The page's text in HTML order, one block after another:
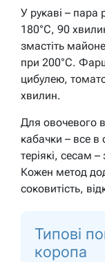
У рукаві – пара
180°C, 90
змастіть
при 200°C.
цибулею,
хвилин.
Для овочевого
кабачки – все в
теріякі, сесам
Кожен метод
соковитість,
Типові
коропа